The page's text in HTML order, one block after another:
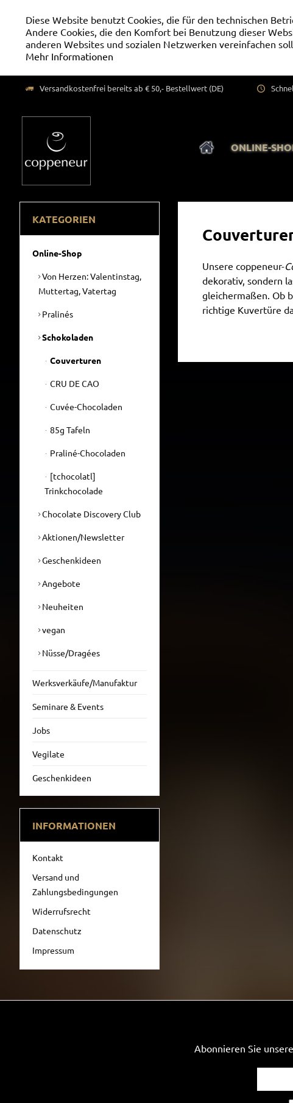
Diese Website benutzt Cookies, die für den technischen
Andere Cookies, die den Komfort bei Benutzung dieser
anderen Websites und sozialen Netzwerken vereinfachen
Mehr Informationen
Versandkostenfrei bereits ab € 50,- Bestellwert (DE)
ONLINE-
KATEGORIEN
Online-Shop
Von Herzen: Valentinstag,
Muttertag, Vatertag
Pralinés
Schokoladen
Couverturen
CRU DE CAO
Cuvée-Chocoladen
85g Tafeln
Praliné-Chocoladen
[tchocolatl]
Trinkchocolade
Chocolate Discovery Club
Aktionen/Newsletter
Geschenkideen
Angebote
Neuheiten
vegan
Nüsse/Dragées
Werksverkäufe/Manufaktur
Seminare & Events
Jobs
Vegilate
Geschenkideen
INFORMATIONEN
Kontakt
Versand und
Zahlungsbedingungen
Widerrufsrecht
Datenschutz
Impressum
Unsere coppeneur-
dekorativ, sondern
gleichermaßen. Ob
richtige Kuvertüre
Abonnieren Sie